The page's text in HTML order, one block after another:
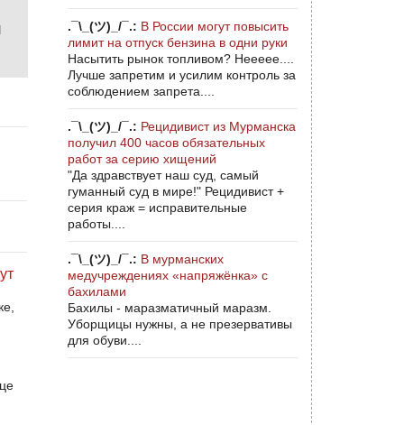
.¯\_(ツ)_/¯.: В России могут повысить
лимит на отпуск бензина в одни руки
Насытить рынок топливом? Неееее....
Лучше запретим и усилим контроль за
соблюдением запрета....
.¯\_(ツ)_/¯.: Рецидивист из Мурманска
получил 400 часов обязательных
работ за серию хищений
"Да здравствует наш суд, самый
гуманный суд в мире!" Рецидивист +
серия краж = исправительные
работы....
.¯\_(ツ)_/¯.: В мурманских
медучреждениях «напряжёнка» с
бахилами
Бахилы - маразматичный маразм.
Уборщицы нужны, а не презервативы
для обуви....